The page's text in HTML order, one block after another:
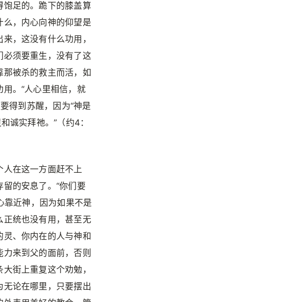
足的。跪下的膝盖算
么，内心向神的仰望是
，这没有什么功用，
须要重生，没有了这
被杀的救主而活，如
。“人心里相信，就
得到苏醒，因为“神是
诚实拜祂。”（约4：
人在这一方面赶不上
的安息了。“你们要
靠近神，因为如果不是
正统也没有用，甚至无
、你内在的人与神和
来到父的面前，否则
街上重复这个劝勉，
论在哪里，只要摆出